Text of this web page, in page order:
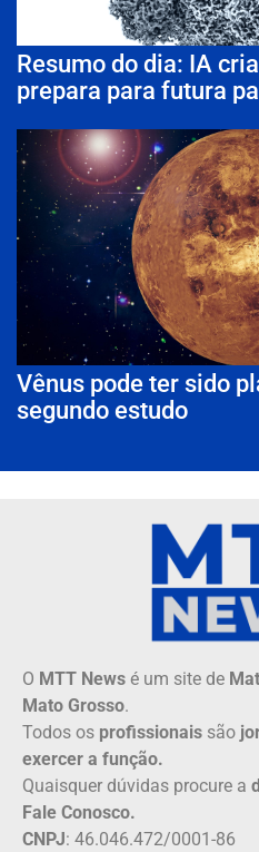
Resumo do dia: IA
prepara para futura
Vênus pode ter sido
segundo estudo
O MTT News é um site de
Mato Grosso.
Todos os profissionais são
exercer a função.
Quaisquer dúvidas procure a
Fale Conosco.
CNPJ: 46.046.472/0001-86